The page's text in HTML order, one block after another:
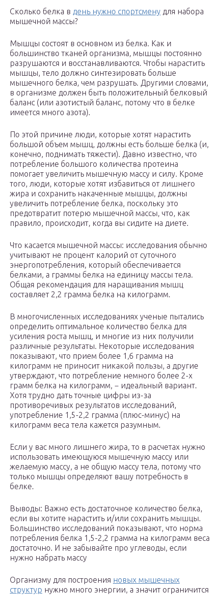
Сколько белка в день нужно спортсмену для набора
мышечной массы?
Мышцы состоят в основном из белка. Как и
большинство тканей организма, мышцы постоянно
разрушаются и восстанавливаются. Чтобы нарастить
мышцы, тело должно синтезировать больше
мышечного белка, чем разрушать. Другими словами,
в организме должен быть положительный белковый
баланс (или азотистый баланс, потому что в белке
имеется много азота).
По этой причине люди, которые хотят нарастить
большой объем мышц, должны есть больше белка (и,
конечно, поднимать тяжести). Давно известно, что
потребление большого количества протеина
помогает увеличить мышечную массу и силу. Кроме
того, люди, которые хотят избавиться от лишнего
жира и сохранить накаченные мышцы, должны
увеличить потребление белка, поскольку это
предотвратит потерю мышечной массы, что, как
правило, происходит, когда вы сидите на диете.
Что касается мышечной массы: исследования обычно
учитывают не процент калорий от суточного
энергопотребления, который обеспечивается
белками, а граммы белка на единицу массы тела.
Общая рекомендация для наращивания мышц
составляет 2,2 грамма белка на килограмм.
В многочисленных исследованиях ученые пытались
определить оптимальное количество белка для
усиления роста мышц, и многие из них получили
различные результаты. Некоторые исследования
показывают, что прием более 1,6 грамма на
килограмм не приносит никакой пользы, а другие
утверждают, что потребление немного более 2-х
грамм белка на килограмм, − идеальный вариант.
Хотя трудно дать точные цифры из-за
противоречивых результатов исследований,
употребление 1,5-2,2 грамма (плюс-минус) на
килограмм веса тела кажется разумным.
Если у вас много лишнего жира, то в расчетах нужно
использовать имеющуюся мышечную массу или
желаемую массу, а не общую массу тела, потому что
только мышцы определяют вашу потребность в
белке.
Выводы: Важно есть достаточное количество белка,
если вы хотите нарастить и/или сохранить мышцы.
Большинство исследований показывают, что норма
потребления белка 1,5-2,2 грамма на килограмм веса
достаточно. И не забывайте про углеводы, если
нужно набрать массу
Организму для построения новых мышечных
структур нужно много энергии, а значит ограничится